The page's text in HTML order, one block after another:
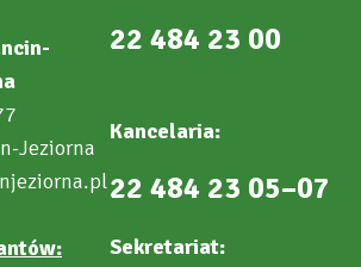
Jeziorna
22 484 23 00
Kancelaria:
22 484 23 05–07
Sekretariat: